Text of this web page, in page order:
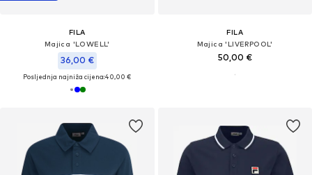
FILA
Majica 'LOWELL'
36,00 €
Posljednja najniža cijena:40,00 €
FILA
Majica 'LIVERPOOL'
50,00 €